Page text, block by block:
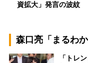
資拡大」発言の波紋
森口亮「まるわか
「トレ